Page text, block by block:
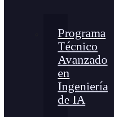
Programa
Técnico
Avanzado
en
Ingeniería
de IA